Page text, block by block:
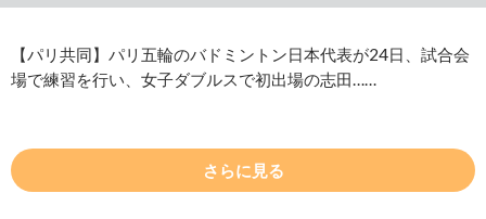
【パリ共同】パリ五輪のバドミントン日本代表が24日、試合会
場で練習を行い、女子ダブルスで初出場の志田……
さらに見る